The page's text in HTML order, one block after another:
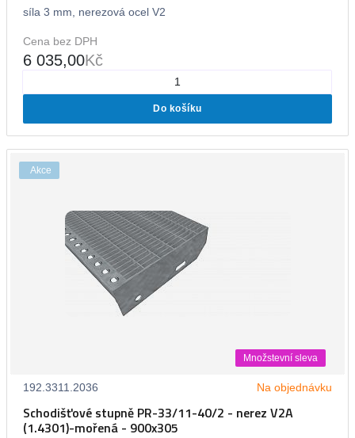
síla 3 mm, nerezová ocel V2
Cena bez DPH
6 035,00Kč
Do košíku
Akce
Množstevní sleva
192.3311.2036 Na objednávku
Schodišťové stupně PR-33/11-40/2 - nerez V2A
(1.4301)-mořená - 900x305